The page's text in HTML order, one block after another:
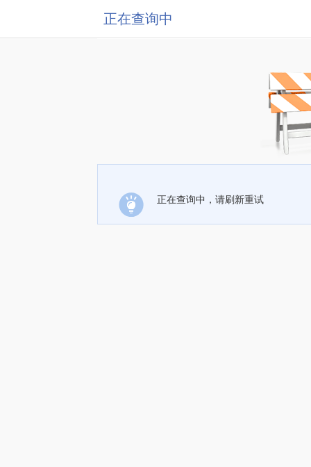
正在查询中
正在查询中，请刷新重试